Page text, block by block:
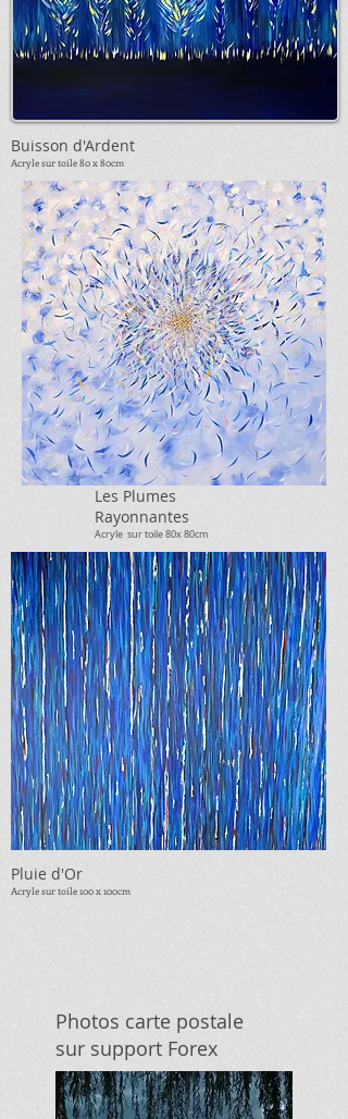
Buisson d'Ardent
Acryle sur toile 80 x 80cm
Les Plumes
Rayonnantes
Acryle sur toile 80x 80cm
Pluie d'Or
Acryle sur toile 100 x 100cm
Photos carte postale
sur support Forex